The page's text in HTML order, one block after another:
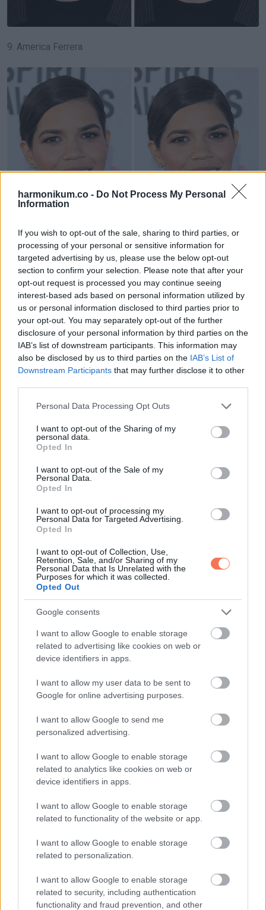
harmonikum.co - Do Not Process My Personal
Information
If you wish to opt-out of the sale, sharing to third parties, or
processing of your personal or sensitive information for
targeted advertising by us, please use the below opt-out
section to confirm your selection. Please note that after your
opt-out request is processed you may continue seeing
interest-based ads based on personal information utilized by
us or personal information disclosed to third parties prior to
your opt-out. You may separately opt-out of the further
disclosure of your personal information by third parties on the
IAB’s list of downstream participants. This information may
also be disclosed by us to third parties on the IAB’s List of
Downstream Participants that may further disclose it to other
Please note that this website/app uses one or more Google
not limited to your visit or usage behaviour. You may click to
grant or deny consent to Google and its third-party tags to
use your data for below specified purposes in below Google
consent section.
Personal Data Processing Opt Outs
I want to opt-out of the Sharing of my
personal data.
Opted In
I want to opt-out of the Sale of my
Personal Data.
Opted In
I want to opt-out of processing my
Personal Data for Targeted Advertising.
Opted In
I want to opt-out of Collection, Use,
Retention, Sale, and/or Sharing of my
Personal Data that Is Unrelated with the
Purposes for which it was collected.
Opted Out
Google consents
I want to allow Google to enable storage
related to advertising like cookies on web or
device identifiers in apps.
I want to allow my user data to be sent to
Google for online advertising purposes.
I want to allow Google to send me
personalized advertising.
I want to allow Google to enable storage
related to analytics like cookies on web or
device identifiers in apps.
I want to allow Google to enable storage
related to functionality of the website or app.
I want to allow Google to enable storage
related to personalization.
I want to allow Google to enable storage
related to security, including authentication
functionality and fraud prevention, and other
9. America Ferrera
10. Jason Statham
11. Selena Gomez